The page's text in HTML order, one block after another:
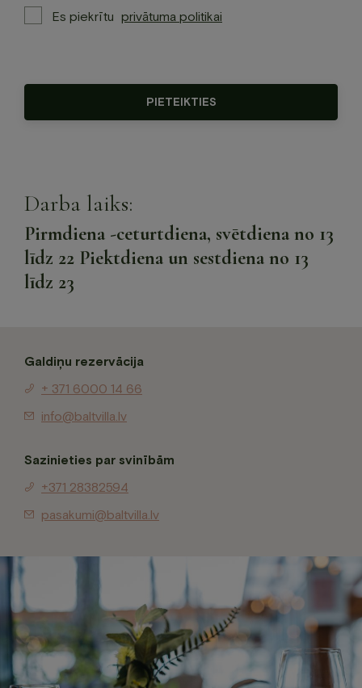
this
Es piekrītu privātuma politikai
empty.
Darba laiks:
Pirmdiena -ceturtdiena, svētdiena no 13
līdz 22 Piektdiena un sestdiena no 13
līdz 23
Galdiņu rezervācija
+ 371 6000 14 66
info@baltvilla.lv
Sazinieties par svinībām
+371 28382594
pasakumi@baltvilla.lv